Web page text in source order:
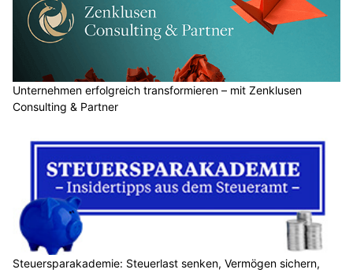
Unternehmen erfolgreich transformieren – mit Zenklusen
Consulting & Partner
Steuersparakademie: Steuerlast senken, Vermögen sichern,